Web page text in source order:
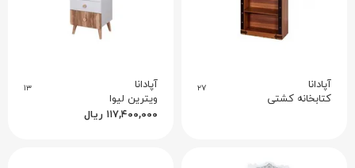
آپادانا ۲۷
کتابخانه کشتی
آپادانا ۱۳
ویترین لیوا
۱۱۷,۴۰۰,۰۰۰ ریال